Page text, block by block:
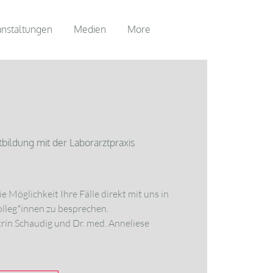
Medien More
mit der Laborarztpraxis
Möglichkeit Ihre Fälle direkt mit uns in
zu besprechen.
Schaudig und Dr. med. Anneliese